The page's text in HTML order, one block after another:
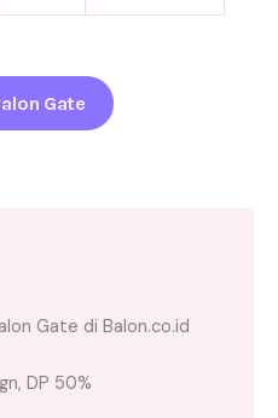
Gate
Gate di Balon.co.id
DP 50%